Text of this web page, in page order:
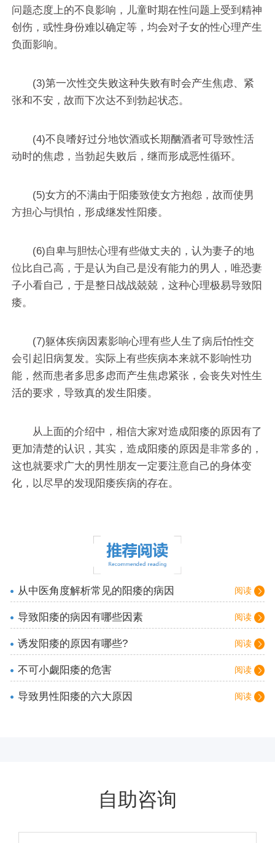
问题态度上的不良影响，儿童时期在性问题上受到精神
创伤，或性身份难以确定等，均会对子女的性心理产生
负面影响。
(3)第一次性交失败这种失败有时会产生焦虑、紧
张和不安，故而下次达不到勃起状态。
(4)不良嗜好过分地饮酒或长期酗酒者可导致性活
动时的焦虑，当勃起失败后，继而形成恶性循环。
(5)女方的不满由于阳痿致使女方抱怨，故而使男
方担心与惧怕，形成继发性阳痿。
(6)自卑与胆怯心理有些做丈夫的，认为妻子的地
位比自己高，于是认为自己是没有能力的男人，唯恐妻
子小看自己，于是整日战战兢兢，这种心理极易导致阳
痿。
(7)躯体疾病因素影响心理有些人生了病后怕性交
会引起旧病复发。实际上有些疾病本来就不影响性功
能，然而患者多思多虑而产生焦虑紧张，会丧失对性生
活的要求，导致真的发生阳痿。
从上面的介绍中，相信大家对造成阳痿的原因有了
更加清楚的认识，其实，造成阳痿的原因是非常多的，
这也就要求广大的男性朋友一定要注意自己的身体变
化，以尽早的发现阳痿疾病的存在。
阅读
从中医角度解析常见的阳痿的病因
阅读
导致阳痿的病因有哪些因素
阅读
诱发阳痿的原因有哪些?
阅读
不可小觑阳痿的危害
阅读
导致男性阳痿的六大原因
自助咨询